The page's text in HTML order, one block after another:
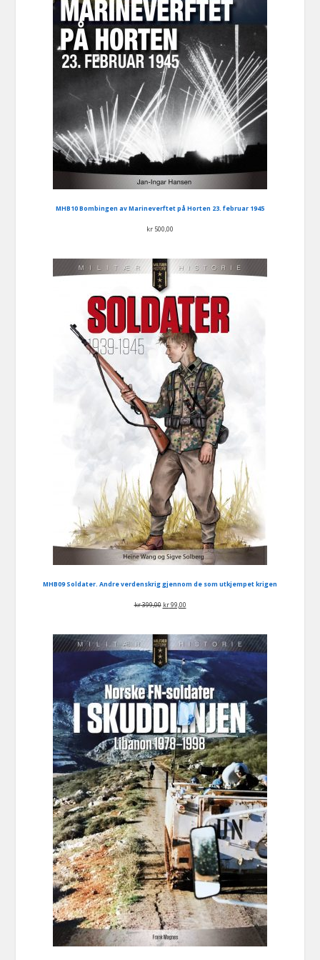
MHB10 Bombingen av Marineverftet på Horten 23. februar 1945
kr 500,00
MHB09 Soldater. Andre verdenskrig gjennom de som utkjempet krigen
kr399,00 Opprinnelig
var:
kr 399,00.
kr99,00Nåværende
er:
kr 99,00.